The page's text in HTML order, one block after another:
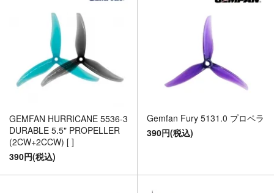
GEMFAN HURRICANE 5536-3
DURABLE 5.5" PROPELLER
(2CW+2CCW) [ ]
390円(税込)
Gemfan Fury 5131.0 プロペラ
390円(税込)